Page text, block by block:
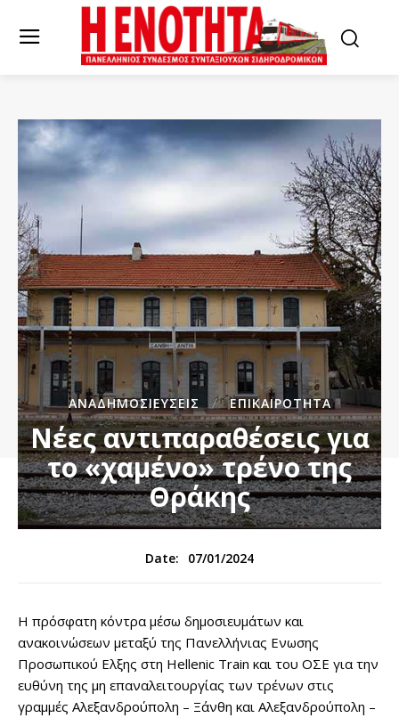
ΑΝΑΔΗΜΟΣΙΕΎΣΕΙΣ ΕΠΙΚΑΙΡΌΤΗΤΑ
Νέες αντιπαραθέσεις για
το «χαμένο» τρένο της
Θράκης
Date: 07/01/2024
Η πρόσφατη κόντρα μέσω δημοσιευμάτων και
ανακοινώσεων μεταξύ της Πανελλήνιας Ενωσης
Προσωπικού Ελξης στη Hellenic Train και του ΟΣΕ για την
ευθύνη της μη επαναλειτουργίας των τρένων στις
γραμμές Αλεξανδρούπολη – Ξάνθη και Αλεξανδρούπολη –